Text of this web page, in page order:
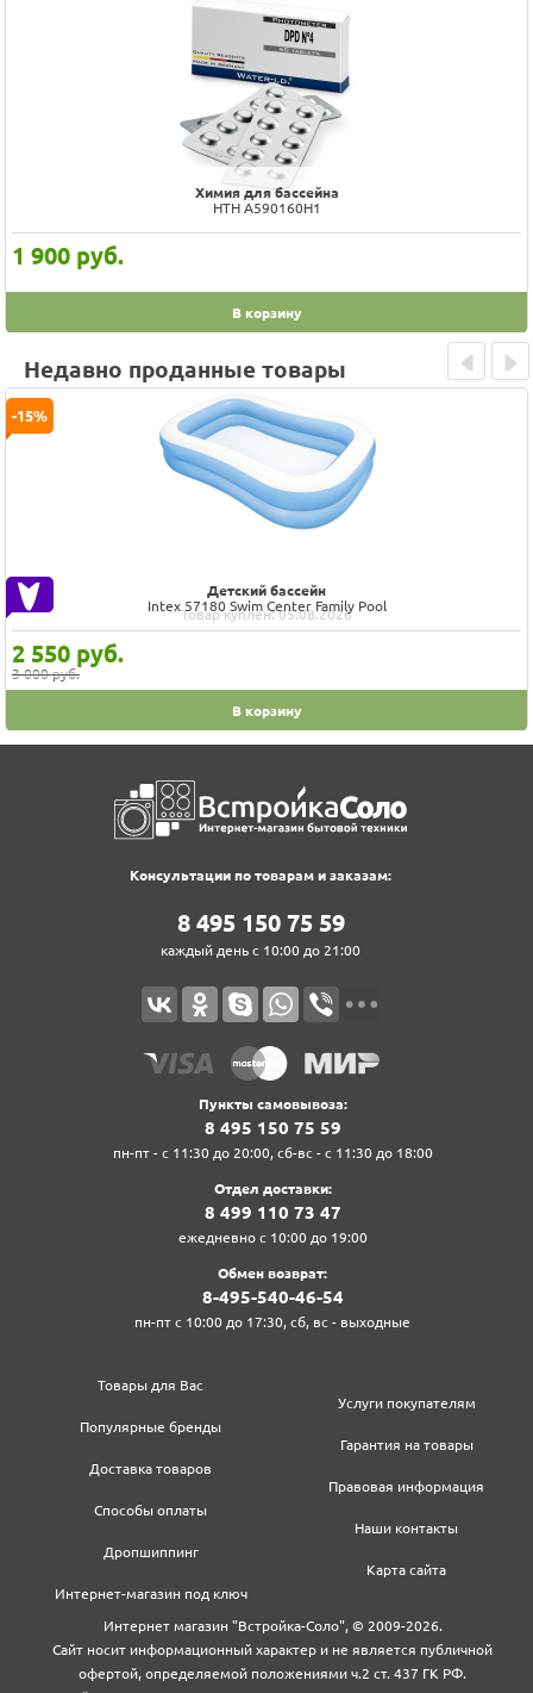
Химия для бассейна
HTH A590160H1
1 900 руб.
В корзину
Недавно проданные товары
Детский бассейн
Intex 57180 Swim Center Family Pool
Товар куплен: 05.08.2026
2 550 руб.
3 000 руб.
-15%
В корзину
Prev Next
Консультации по товарам и заказам:
8‍ 4‍9‍5‍ 1‍5‍0‍ 7‍5‍ 5‍9‍
каждый день с 10:00 до 21:00
Пункты самовывоза:
8‍ 4‍9‍5‍ 1‍5‍0‍ 7‍5‍ 5‍9‍
пн-пт - с 11:30 до 20:00, сб-вс - с 11:30 до 18:00
Отдел доставки:
8‍ 4‍9‍9‍ 1‍1‍0‍ 7‍3‍ 4‍7‍
ежедневно с 10:00 до 19:00
Обмен возврат:
8‍-4‍9‍5‍-5‍4‍0‍-4‍6‍-5‍4‍
пн-пт с 10:00 до 17:30, сб, вс - выходные
Товары для Вас
Популярные бренды
Доставка товаров
Способы оплаты
Дропшиппинг
Интернет-магазин под ключ
Услуги покупателям
Гарантия на товары
Правовая информация
Наши контакты
Карта сайта
Интернет магазин "Встройка-Соло", © 2009-2026.
Сайт носит информационный характер и не является публичной
офертой, определяемой положениями ч.2 ст. 437 ГК РФ.